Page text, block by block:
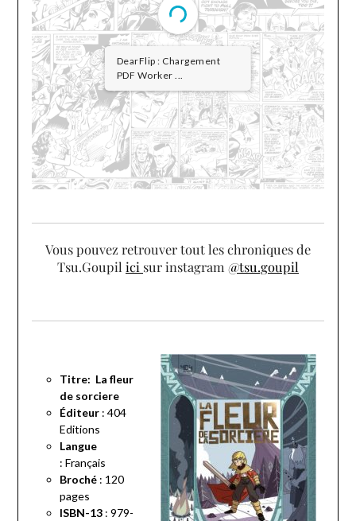
DearFlip : Chargement
PDF Worker ...
Vous pouvez retrouver tout les chroniques de
Tsu.Goupil ici sur instagram @tsu.goupil
Titre: La fleur
de sorciere
Éditeur: 404
Editions
Langue
: Français
Broché: 120
pages
ISBN-13: 979-